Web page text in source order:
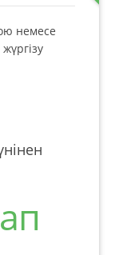
немесе